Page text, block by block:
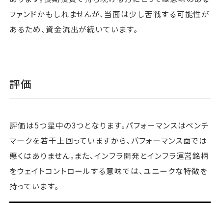
ファンドかもしれませんが、当面は少し苦戦する可能性が
あるため、資金流出が続いています。
評価
評価は5つ星中の3つとなります。パフォーマンスはベンチ
マークを若干上回っていますから、パフォーマンス面では
悪くはありません。また、インフラ開発とインフラ運営銘柄
をウェイトコントロールする意味では、ユニークな特徴を
持っています。